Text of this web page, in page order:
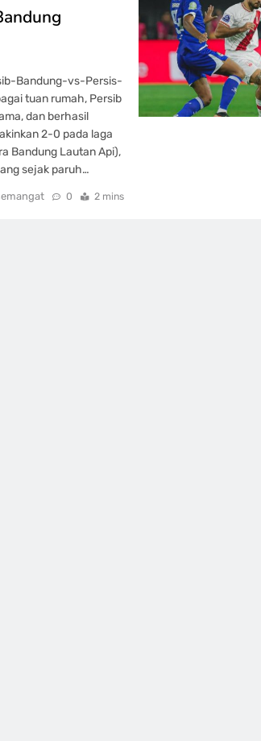
Bandung-vs-Persis-
tuan rumah, Persib
dan berhasil
2-0 pada laga
Bandung Lautan Api),
sejak paruh…
0 2 mins